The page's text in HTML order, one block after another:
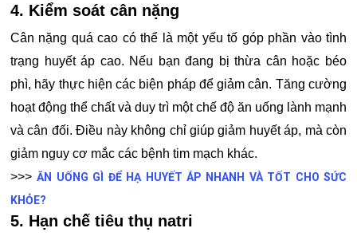
4. Kiểm soát cân nặng
Cân nặng quá cao có thể là một yếu tố góp phần vào tình
trạng huyết áp cao. Nếu bạn đang bị thừa cân hoặc béo
phì, hãy thực hiện các biện pháp để giảm cân. Tăng cường
hoạt động thể chất và duy trì một chế độ ăn uống lành mạnh
và cân đối. Điều này không chỉ giúp giảm huyết áp, mà còn
giảm nguy cơ mắc các bệnh tim mạch khác.
>>>ĂN UỐNG GÌ ĐỂ HẠ HUYẾT ÁP NHANH VÀ TỐT CHO SỨC
KHỎE?
5. Hạn chế tiêu thụ natri